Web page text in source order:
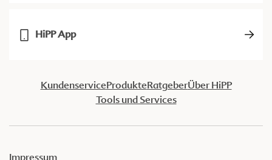
HiPP App
KundenserviceProdukteRatgeberÜber HiPP
Tools und Services
Impressum